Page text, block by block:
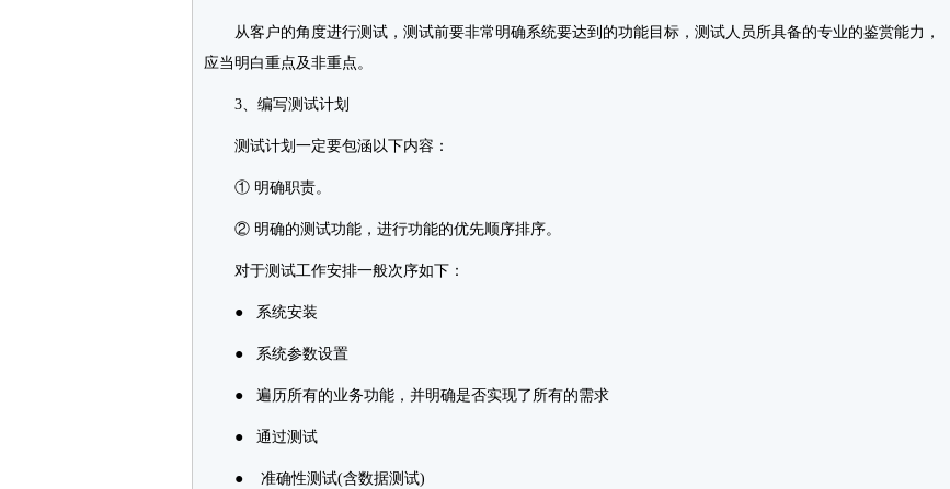
从客户的角度进行测试，测试前要非常明确系统要达到的功能目标，测试人员所具备的专业的鉴赏能力，
应当明白重点及非重点。
3、编写测试计划
测试计划一定要包涵以下内容：
① 明确职责。
② 明确的测试功能，进行功能的优先顺序排序。
对于测试工作安排一般次序如下：
● 系统安装
● 系统参数设置
● 遍历所有的业务功能，并明确是否实现了所有的需求
● 通过测试
● 准确性测试(含数据测试)